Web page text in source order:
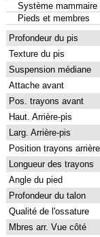
Système mammaire
Pieds et membres
Profondeur du pis
Texture du pis
Suspension médiane
Attache avant
Pos. trayons avant
Haut. Arrière-pis
Larg. Arrière-pis
Position trayons arrière
Longueur des trayons
Angle du pied
Profondeur du talon
Qualité de l'ossature
Mbres arr. Vue côté